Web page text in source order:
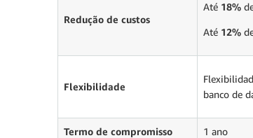
Redução de custos
Até 18%
Até 12%
Flexibilidade
banco de
Termo de compromisso 1 ano